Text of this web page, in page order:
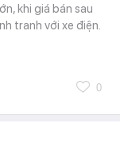
khi giá bán sau
tranh với xe điện.
0